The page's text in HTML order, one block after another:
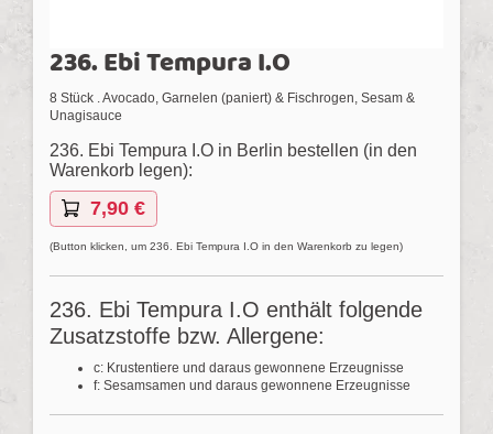
236. Ebi Tempura I.O
8 Stück . Avocado, Garnelen (paniert) & Fischrogen, Sesam &
Unagisauce
236. Ebi Tempura I.O in Berlin bestellen (in den
Warenkorb legen):
7,90 €
(Button klicken, um 236. Ebi Tempura I.O in den Warenkorb zu legen)
236. Ebi Tempura I.O enthält folgende
Zusatzstoffe bzw. Allergene:
c: Krustentiere und daraus gewonnene Erzeugnisse
f: Sesamsamen und daraus gewonnene Erzeugnisse